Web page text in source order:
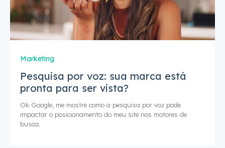
Marketing
Pesquisa por voz: sua marca está
pronta para ser vista?
Ok Google, me mostre como a pesquisa por voz pode
impactar o posicionamento do meu site nos motores de
busca.